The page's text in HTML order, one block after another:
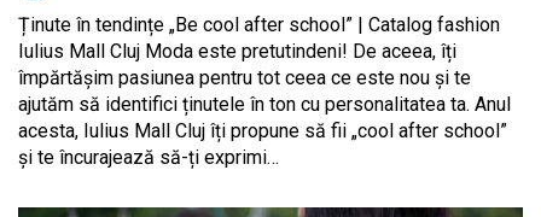
Ținute în tendințe „Be cool after school” | Catalog fashion
Iulius Mall Cluj Moda este pretutindeni! De aceea, îți
împărtășim pasiunea pentru tot ceea ce este nou și te
ajutăm să identifici ținutele în ton cu personalitatea ta. Anul
acesta, Iulius Mall Cluj îți propune să fii „cool after school”
și te încurajează să-ți exprimi…